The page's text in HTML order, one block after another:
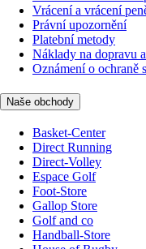
Vrácení a vrácení
Právní upozornění
Platební metody
Náklady na dopravu
Oznámení o ochraně
Naše obchody
Basket-Center
Direct Running
Direct-Volley
Espace Golf
Foot-Store
Gallop Store
Golf and co
Handball-Store